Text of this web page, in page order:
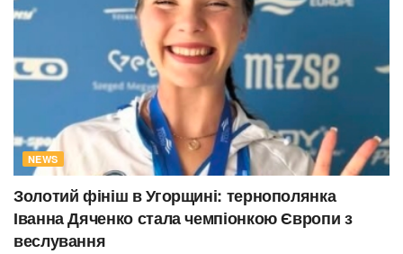
NEWS
Золотий фініш в Угорщині: тернополянка
Іванна Дяченко стала чемпіонкою Європи з
веслування